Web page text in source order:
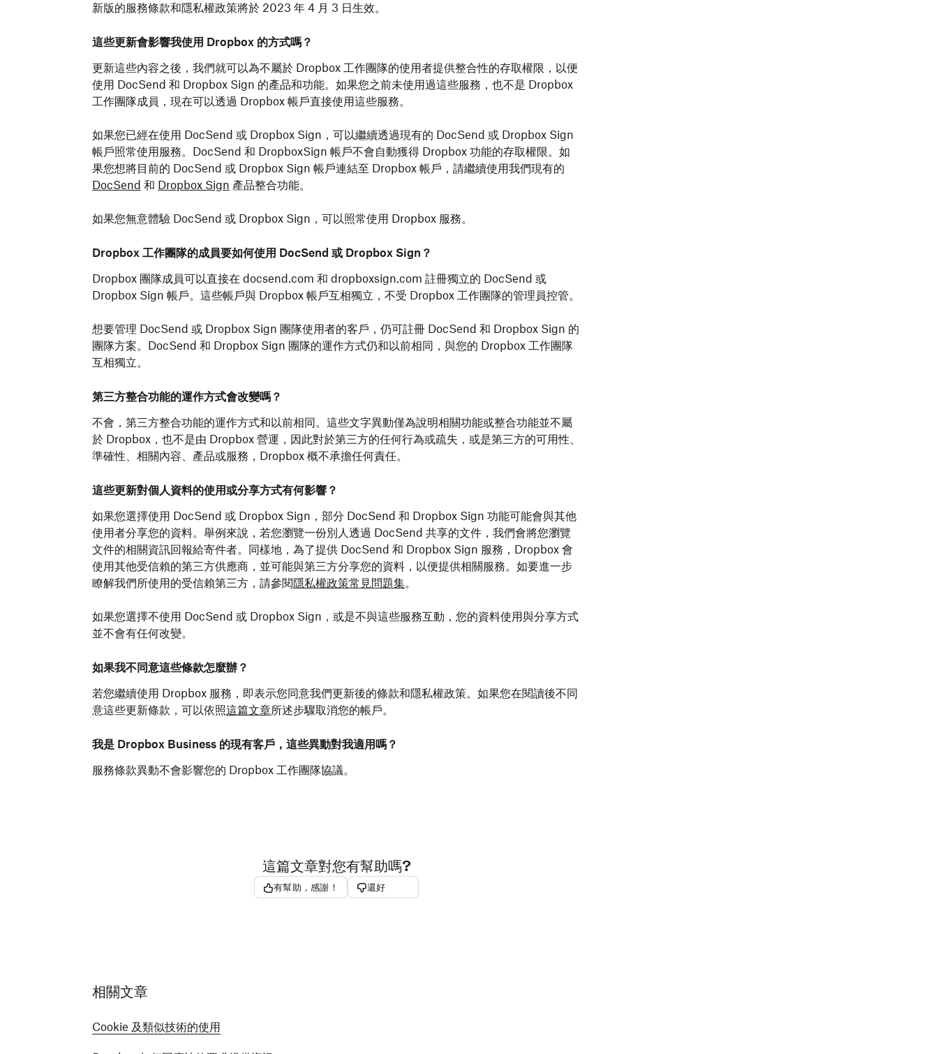
新版的服務條款和隱私權政策將於 2023 年 4 月 3 日生效。
這些更新會影響我使用 Dropbox 的方式嗎？
更新這些內容之後，我們就可以為不屬於 Dropbox 工作團隊的使用者提供整合性的存取權限，以便
使用 DocSend 和 Dropbox Sign 的產品和功能。如果您之前未使用過這些服務，也不是 Dropbox
工作團隊成員，現在可以透過 Dropbox 帳戶直接使用這些服務。
如果您已經在使用 DocSend 或 Dropbox Sign，可以繼續透過現有的 DocSend 或 Dropbox Sign
帳戶照常使用服務。DocSend 和 DropboxSign 帳戶不會自動獲得 Dropbox 功能的存取權限。如
果您想將目前的 DocSend 或 Dropbox Sign 帳戶連結至 Dropbox 帳戶，請繼續使用我們現有的
DocSend 和 Dropbox Sign 產品整合功能。
如果您無意體驗 DocSend 或 Dropbox Sign，可以照常使用 Dropbox 服務。
Dropbox 工作團隊的成員要如何使用 DocSend 或 Dropbox Sign？
Dropbox 團隊成員可以直接在 docsend.com 和 dropboxsign.com 註冊獨立的 DocSend 或
Dropbox Sign 帳戶。這些帳戶與 Dropbox 帳戶互相獨立，不受 Dropbox 工作團隊的管理員控管。
想要管理 DocSend 或 Dropbox Sign 團隊使用者的客戶，仍可註冊 DocSend 和 Dropbox Sign 的
團隊方案。DocSend 和 Dropbox Sign 團隊的運作方式仍和以前相同，與您的 Dropbox 工作團隊
互相獨立。
第三方整合功能的運作方式會改變嗎？
不會，第三方整合功能的運作方式和以前相同。這些文字異動僅為說明相關功能或整合功能並不屬
於 Dropbox，也不是由 Dropbox 營運，因此對於第三方的任何行為或疏失，或是第三方的可用性、
準確性、相關內容、產品或服務，Dropbox 概不承擔任何責任。
這些更新對個人資料的使用或分享方式有何影響？
如果您選擇使用 DocSend 或 Dropbox Sign，部分 DocSend 和 Dropbox Sign 功能可能會與其他
使用者分享您的資料。舉例來說，若您瀏覽一份別人透過 DocSend 共享的文件，我們會將您瀏覽
文件的相關資訊回報給寄件者。同樣地，為了提供 DocSend 和 Dropbox Sign 服務，Dropbox 會
使用其他受信賴的第三方供應商，並可能與第三方分享您的資料，以便提供相關服務。如要進一步
瞭解我們所使用的受信賴第三方，請參閱隱私權政策常見問題集。
如果您選擇不使用 DocSend 或 Dropbox Sign，或是不與這些服務互動，您的資料使用與分享方式
並不會有任何改變。
如果我不同意這些條款怎麼辦？
若您繼續使用 Dropbox 服務，即表示您同意我們更新後的條款和隱私權政策。如果您在閱讀後不同
意這些更新條款，可以依照這篇文章所述步驟取消您的帳戶。
我是 Dropbox Business 的現有客戶，這些異動對我適用嗎？
服務條款異動不會影響您的 Dropbox 工作團隊協議。
這篇文章對您有幫助嗎?
有幫助，感謝！ 還好
相關文章
Cookie 及類似技術的使用